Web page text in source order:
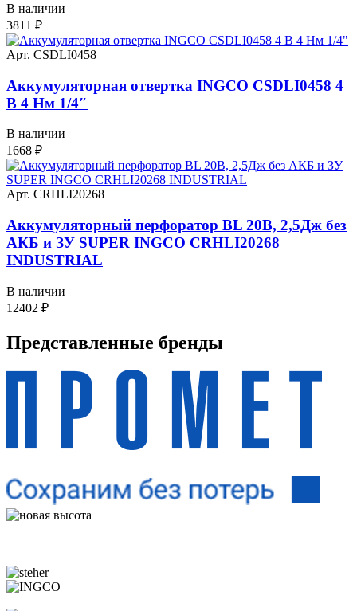
В наличии
3811 ₽
Арт. CSDLI0458
Аккумуляторная отвертка INGCO CSDLI0458 4
В 4 Нм 1/4″
В наличии
1668 ₽
Арт. CRHLI20268
Аккумуляторный перфоратор BL 20В, 2,5Дж без
АКБ и ЗУ SUPER INGCO CRHLI20268
INDUSTRIAL
В наличии
12402 ₽
Представленные бренды